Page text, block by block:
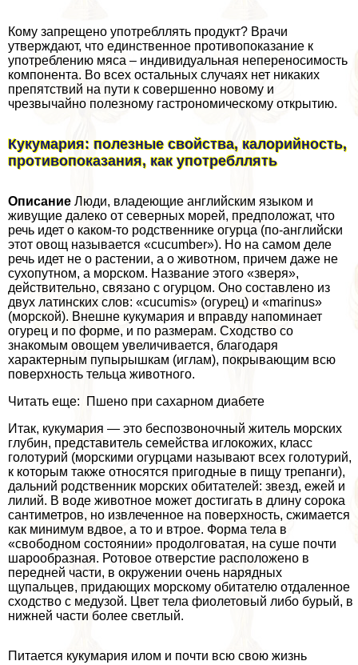
Кому запрещено употрeбллять продукт? Врачи
утверждают, что единственное противопоказание к
употрeблению мяса – индивидуальная непереносимость
компонента. Во всех остальных случаях нет никаких
препятствий на пути к совершенно новому и
чрезвычайно полезному гастрономическому открытию.
Кукумария: полезные свойства, калорийность,
противопоказания, как употрeбллять
Описание Люди, владеющие английским языком и
живущие далеко от северных морей, предположат, что
речь идет о каком-то родственнике огурца (по-английски
этот овощ называется «cucumber»). Но на самом деле
речь идет не о растении, а о животном, причем даже не
сухопутном, а морском. Название этого «зверя»,
действительно, связано с огурцом. Оно составлено из
двух латинских слов: «сucumis» (огурец) и «marinus»
(морской). Внешне кукумария и вправду напоминает
огурец и по форме, и по размерам. Сходство со
знакомым овощем увеличивается, благодаря
хаpaктерным пупырышкам (иглам), покрывающим всю
поверхность тельца животного.
Читать еще: Пшено при сахарном диабете
Итак, кукумария — это беспозвоночный житель морских
глубин, представитель семейства иглокожих, класс
голотурий (морскими огурцами называют всех голотурий,
к которым также относятся пригодные в пищу трепанги),
дальний родственник морских обитателей: звезд, ежей и
лилий. В воде животное может достигать в длину сорока
сантиметров, но извлеченное на поверхность, сжимается
как минимум вдвое, а то и втрое. Форма тела в
«свободном состоянии» продолговатая, на суше почти
шарообразная. Ротовое отверстие расположено в
передней части, в окружении очень нарядных
щупальцев, придающих морскому обитателю отдаленное
сходство с медузой. Цвет тела фиолетовый либо бурый, в
нижней части более светлый.
Питается кукумария илом и почти всю свою жизнь